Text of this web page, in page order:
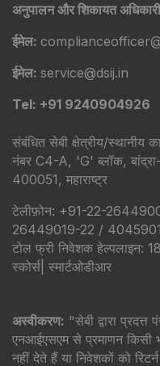
अनुपालन और शिकायत अधिकारी
ईमेल:
ईमेल: service@dsij.in
Tel: +91 9240904926
संबंधित सेबी क्षेत्रीय/स्थानीय
नंबर C4-A, 'G' ब्लॉक,
400051, महाराष्ट्र
टेलीफ़ोन: +91-22-
26449019-22 /
टोल फ्री निवेशक हेल्पलाइन:
स्कोर्स स्मार्टओडीआर
अस्वीकरण: "सेबी द्वारा
एनआईएसएम से प्रमाणन किसी
नहीं देते हैं या निवेशकों को